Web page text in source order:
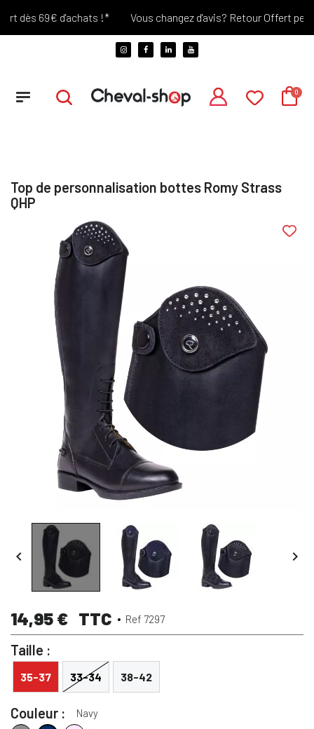
dès 69€ d'achats !* Vous changez d'avis? Retour Offert
Top de personnalisation bottes Romy Strass
QHP
 
14,95 € TTC Ref 7297
Taille :
35-37 33-34 38-42
Couleur : Navy